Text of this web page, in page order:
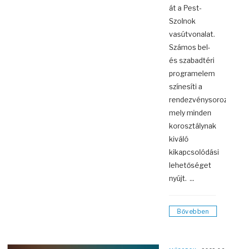
át a Pest-
Szolnok
vasútvonalat.
Számos bel-
és szabadtéri
programelem
színesíti a
mely minden
korosztálynak
kiváló
kikapcsolódási
lehetőséget
nyújt. ...
Bővebben